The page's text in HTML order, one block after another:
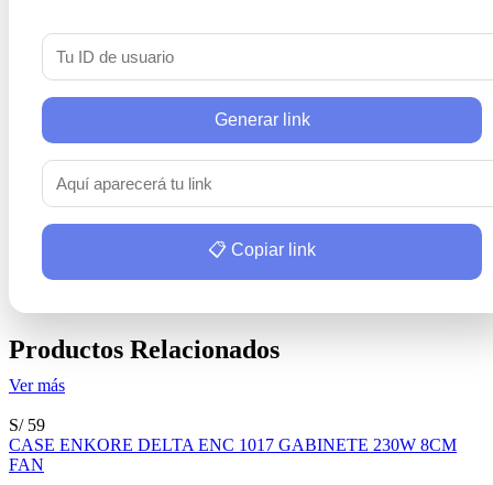
Generar link
📋 Copiar link
Productos Relacionados
Ver más
S/ 59
CASE ENKORE DELTA ENC 1017 GABINETE 230W 8CM
FAN